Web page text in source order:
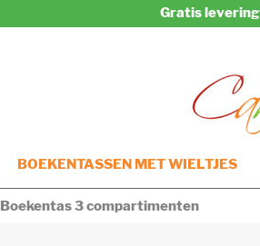
Gratis
BOEKENTASSEN MET WIELTJES
Boekentas 3 compartimenten